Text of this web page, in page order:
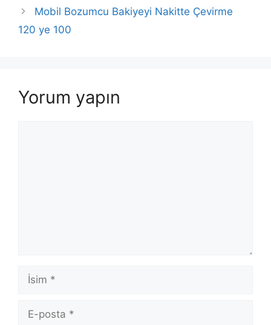
Mobil Bozumcu Bakiyeyi Nakitte Çevirme
120 ye 100
Yorum yapın
İsim
posta